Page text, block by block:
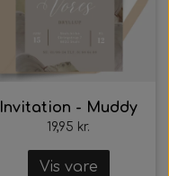
Invitation - Muddy
19,95 kr.
Vis vare